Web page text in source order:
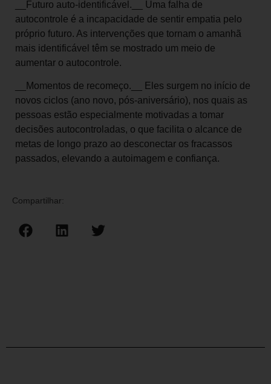
__Futuro auto-identificável.__ Uma falha de
autocontrole é a incapacidade de sentir empatia pelo
próprio futuro. As intervenções que tornam o amanhã
mais identificável têm se mostrado um meio de
aumentar o autocontrole.
__Momentos de recomeço.__ Eles surgem no início de
novos ciclos (ano novo, pós-aniversário), nos quais as
pessoas estão especialmente motivadas a tomar
decisões autocontroladas, o que facilita o alcance de
metas de longo prazo ao desconectar os fracassos
passados, elevando a autoimagem e confiança.
Compartilhar: